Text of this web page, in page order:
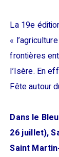
La 19e
«
frontières
l’Isère. En
Fête autour
Dans le
26 juillet),
Saint